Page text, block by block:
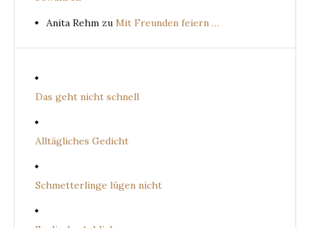
Anita Rehm zu Mit Freunden feiern …
Das geht nicht schnell
Alltägliches Gedicht
Schmetterlinge lügen nicht